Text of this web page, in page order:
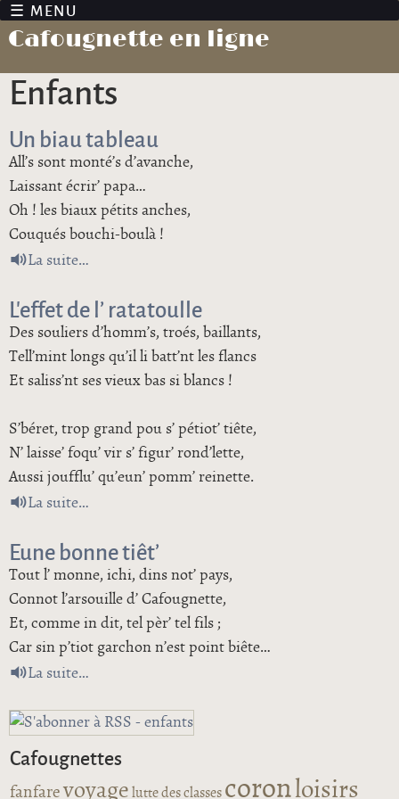
Cafougnette en ligne
enfants
Un biau tableau
All’s sont monté’s d’avanche,
Laissant écrir’ papa…
Oh ! les biaux pétits anches,
Couqués bouchi-boulà !
La suitede Un biau tableau
L’effet de l’ ratatoulle
Des souliers d’homm’s, troés, baillants,
Tell’mint longs qu’il li batt’nt les flancs
Et saliss’nt ses vieux bas si blancs !
S’béret, trop grand pou s’ pétiot’ tiête,
N’ laisse’ foqu’ vir s’ figur’ rond’lette,
Aussi joufflu’ qu’eun’ pomm’ reinette.
La suitede L’effet de l’ ratatoulle
Eune bonne tiêt’
Tout l’ monne, ichi, dins not’ pays,
Connot l’arsouille d’ Cafougnette,
Et, comme in dit, tel pèr’ tel fils ;
Car sin p’tiot garchon n’est point biête…
La suitede Eune bonne tiêt’
Cafougnettes
fanfarevoyage lutte des classes coronloisirs